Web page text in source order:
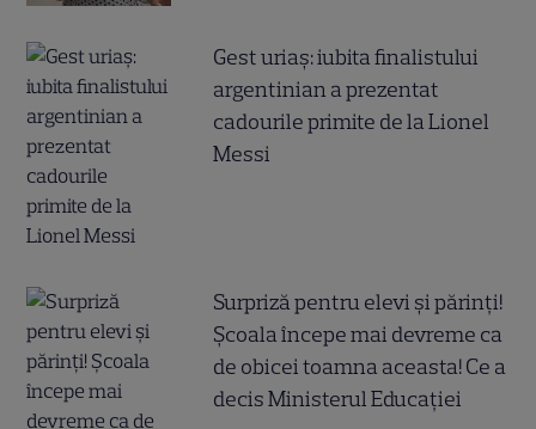
Gest uriaș: iubita finalistului
argentinian a prezentat
cadourile primite de la Lionel
Messi
Surpriză pentru elevi și părinți!
Școala începe mai devreme ca
de obicei toamna aceasta! Ce a
decis Ministerul Educației